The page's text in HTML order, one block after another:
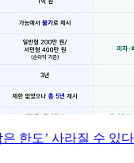
은 한도’ 사라질 수 있